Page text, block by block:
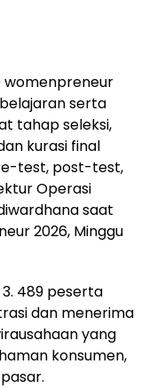
womenpreneur
serta
tahap seleksi,
kurasi final
test, post-test,
Operasi
saat
2026, Minggu
489 peserta
dan menerima
yang
konsumen,